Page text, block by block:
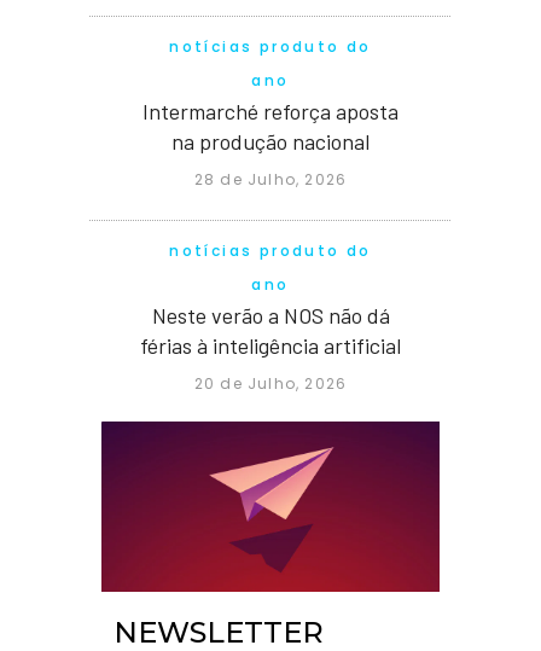
notícias produto do
ano
Intermarché reforça aposta
na produção nacional
28 de Julho, 2026
notícias produto do
ano
Neste verão a NOS não dá
férias à inteligência artificial
20 de Julho, 2026
NEWSLETTER